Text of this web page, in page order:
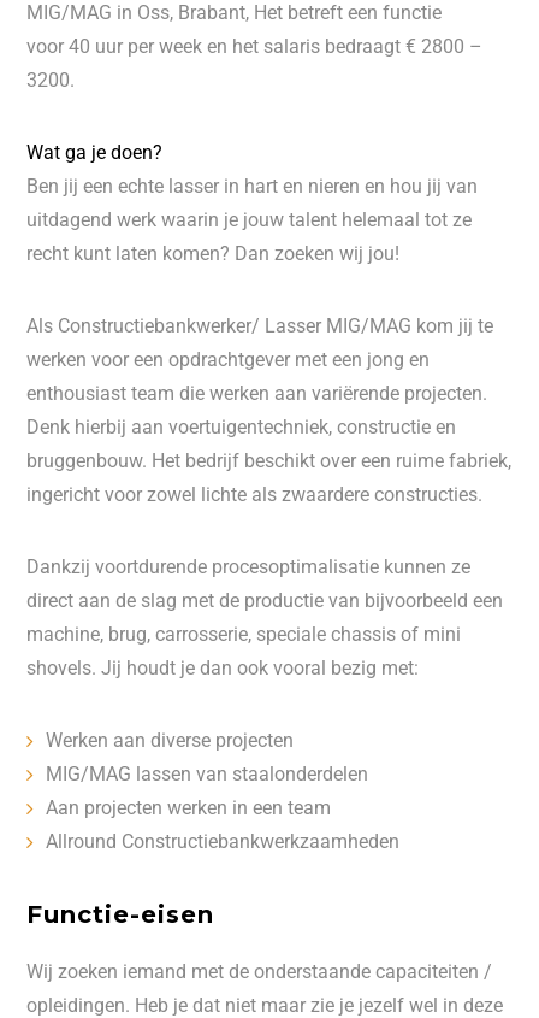
MIG/MAG in Oss, Brabant, Het betreft een functie
voor 40 uur per week en het salaris bedraagt € 2800 –
3200.
Wat ga je doen?
Ben jij een echte lasser in hart en nieren en hou jij van
uitdagend werk waarin je jouw talent helemaal tot ze
recht kunt laten komen? Dan zoeken wij jou!
Als Constructiebankwerker/ Lasser MIG/MAG kom jij te
werken voor een opdrachtgever met een jong en
enthousiast team die werken aan variërende projecten.
Denk hierbij aan voertuigentechniek, constructie en
bruggenbouw. Het bedrijf beschikt over een ruime fabriek,
ingericht voor zowel lichte als zwaardere constructies.
Dankzij voortdurende procesoptimalisatie kunnen ze
direct aan de slag met de productie van bijvoorbeeld een
machine, brug, carrosserie, speciale chassis of mini
shovels. Jij houdt je dan ook vooral bezig met:
Werken aan diverse projecten
MIG/MAG lassen van staalonderdelen
Aan projecten werken in een team
Allround Constructiebankwerkzaamheden
Functie-eisen
Wij zoeken iemand met de onderstaande capaciteiten /
opleidingen. Heb je dat niet maar zie je jezelf wel in deze